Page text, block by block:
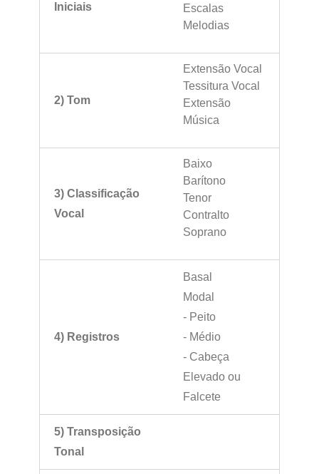
Iniciais
Escalas
Melodias
2) Tom
Extensão Vocal
Tessitura Vocal
Extensão
Música
3) Classificação
Vocal
Baixo
Barítono
Tenor
Contralto
Soprano
4) Registros
Basal
Modal
- Peito
- Médio
- Cabeça
Elevado ou
Falcete
5) Transposição
Tonal